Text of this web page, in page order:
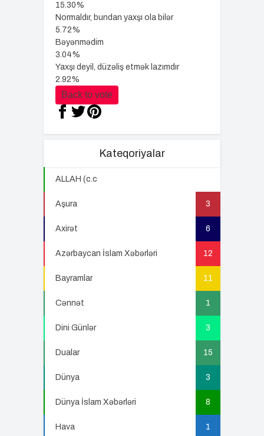
15.30%
Normaldır, bundan yaxşı ola bilər
5.72%
Bəyənmədim
3.04%
Yaxşı deyil, düzəliş etmək lazımdır
2.92%
Back to vote
Kateqoriyalar
ALLAH (c.c
Aşura 3
Axirət 6
Azərbaycan İslam Xəbərləri 12
Bayramlar 11
Cənnət 1
Dini Günlər 3
Dualar 15
Dünya 3
Dünya İslam Xəbərləri 8
Hava 1